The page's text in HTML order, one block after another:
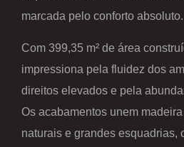
marcada pelo conforto absoluto.
Com 399,35 m² de área
impressiona pela fluidez dos
direitos elevados e pela
Os acabamentos unem
naturais e grandes esquadrias,